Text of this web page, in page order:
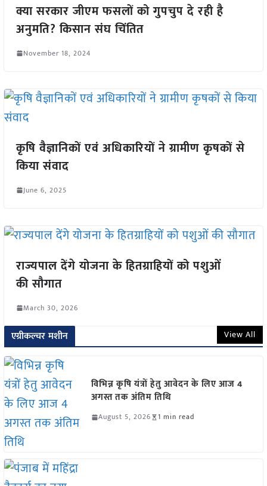
क्या सरकार जीएम फसलों को गुपचुप दे रही है
अनुमति? किसान संघ चिंतित
November 18, 2024
कृषि वैज्ञानिकों एवं अधिकारियों ने ग्रामीण कृषकों से
किया संवाद
June 6, 2025
राज्यपाल देंगे योजना के हितग्राहियों को पशुओं
की सौगात
March 30, 2026
एग्रीकल्चर मशीन View All
विभिन्न कृषि यंत्रों हेतु आवेदन के लिए आज 4
अगस्त तक अंतिम तिथि
August 5, 2026 1 min read